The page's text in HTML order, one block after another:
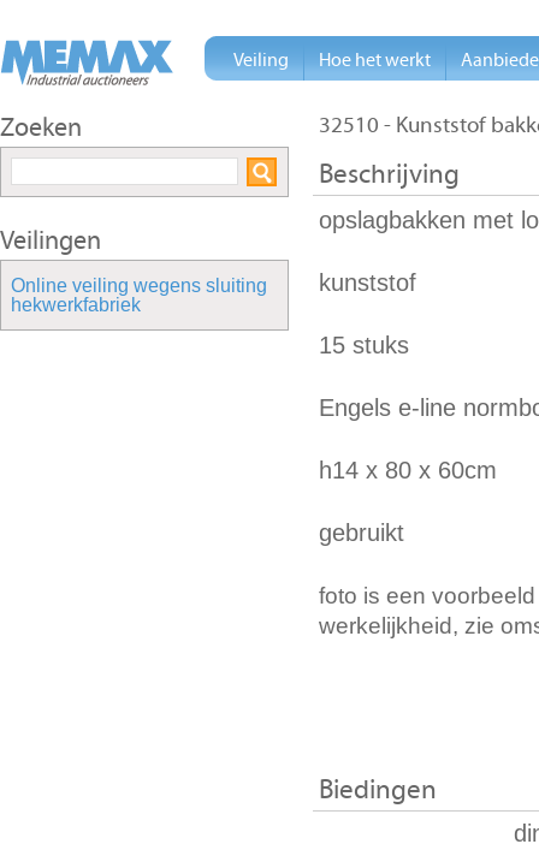
32510 - Kunststof
Beschrijving
opslagbakken met
kunststof
15 stuks
Engels e-line
h14 x 80 x 60cm
gebruikt
foto is een
werkelijkheid, zie
Biedingen
Zoeken
Veilingen
Online veiling wegens sluiting
hekwerkfabriek
Veiling Hoe het werkt